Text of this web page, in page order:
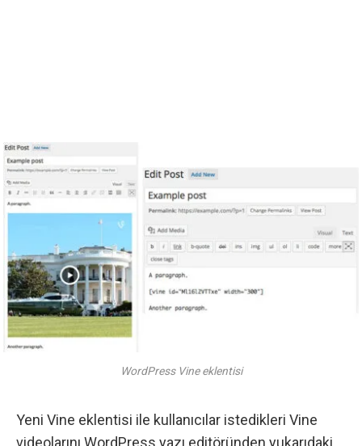
WordPress Vine eklentisi
Yeni Vine eklentisi ile kullanıcılar istedikleri Vine
videolarını WordPress yazı editöründen yukarıdaki